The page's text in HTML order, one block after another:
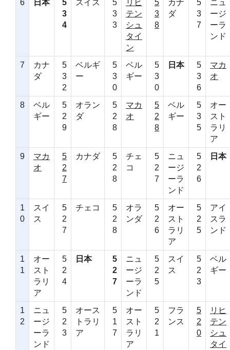
6 日本
5
3
4
スイス
5
3
3
リヒ
テン
シュ
タイ
ン
5
3
8
カナ
ダ
5
3
7
ニュ
ージ
ーラ
ンド
7
カナ
ダ
5
3
2
ベルギ
ー
5
3
0
ベル
ギー
5
3
0
日本
5
3
6
マカ
オ
8
ベル
ギー
5
2
9
オラン
ダ
5
2
8
マカ
オ
5
2
8
ベル
ギー
5
3
5
オー
スト
ラリ
ア
9
マカ
オ
5
2
7
カナダ
5
2
8
チェ
コ
5
2
7
ニュ
ージ
ーラ
ンド
5
2
6
日本
1
0
スイ
ス
5
2
7
チェコ
5
2
8
オラ
ンダ
5
2
6
オー
スト
ラリ
ア
5
2
5
アイ
スラ
ンド
1
1
オー
スト
ラリ
ア
5
2
4
日本
5
2
7
ニュ
ージ
ーラ
ンド
5
2
5
スイ
ス
5
2
3
ベル
ギー
1
2
ニュ
ージ
ーラ
ンド
5
2
3
オース
トラリ
ア
5
1
7
オー
スト
ラリ
ア
5
2
1
フラ
ンス
5
2
0
リヒ
テン
シュ
タイ